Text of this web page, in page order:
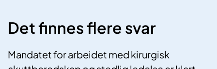
Det finnes flere svar
Mandatet for arbeidet med kirurgisk